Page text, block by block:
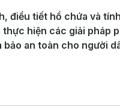
điều tiết hồ chứa và
hiện các giải
an toàn cho người